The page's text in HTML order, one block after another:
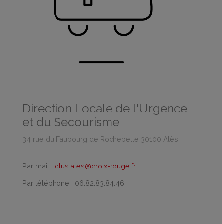
Direction Locale de l'Urgence
et du Secourisme
34 rue du Faubourg de Rochebelle 30100 Alès
Par mail : dlus.ales@croix-rouge.fr
Par téléphone : 06.82.83.84.46